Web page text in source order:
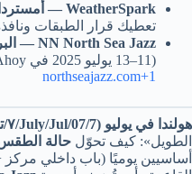
WeatherSpark — أمستردام في يوليو
تعطيك قرار الطبقات
NN North Sea Jazz — البرنامج الرسمي
(11–13 يوليو 2025 في Ahoy؛ نسخة 2026 أيام 10–12 يوليو).
northseajazz.com+1
هولندا في يوليو (July/Jul/07/7/٧/تمّوز/Juli)
الطويل»: كيف تحوّل حالة الطقس
أساسيين يوميًا (باب داخلي